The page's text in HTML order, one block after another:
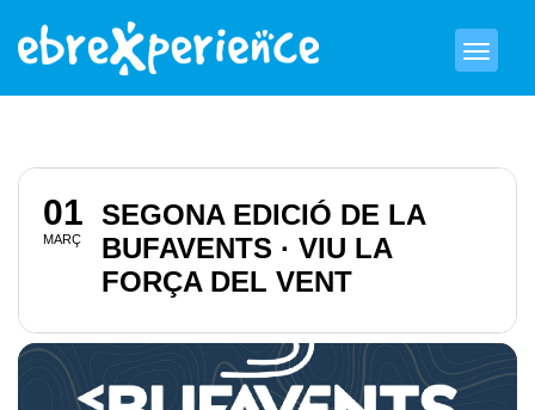
01
MARÇ
SEGONA EDICIÓ DE LA
BUFAVENTS · VIU LA
FORÇA DEL VENT